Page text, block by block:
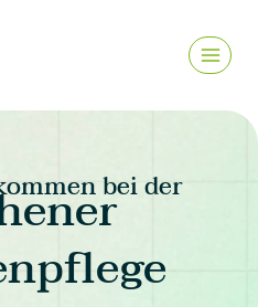
bei der